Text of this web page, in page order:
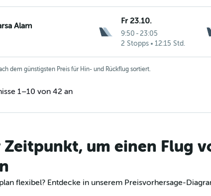
Alam
Fr 23.10.
9:50 - 23:05
2 Stopps
12:15 Std.
dem günstigsten Preis für Hin- und Rückflug sortiert.
1–10 von 42 an
Zeitpunkt, um einen Flug
flexibel? Entdecke in unserem Preisvorhersage-